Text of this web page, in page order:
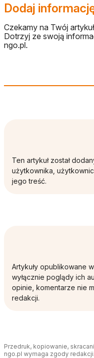
Dodaj
Czekamy na Twój
Dotrzyj ze swoją
ngo.pl.
Ten artykuł został
użytkownika,
jego treść.
Artykuły opublikowane
wyłącznie poglądy ich
opinie, komentarze nie
redakcji.
Przedruk, kopiowanie,
ngo.pl wymaga zgody redakcji.